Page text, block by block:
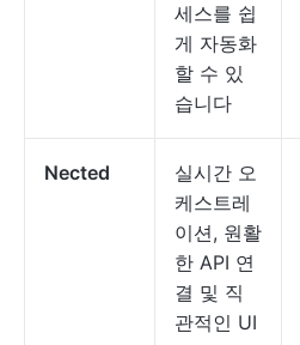
세스를 쉽
게 자동화
할 수 있
습니다
Nected
실시간 오
케스트레
이션, 원활
한 API 연
결 및 직
관적인 UI